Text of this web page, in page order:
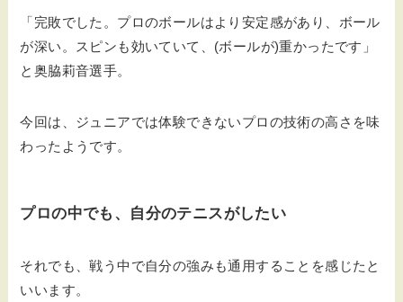
「完敗でした。プロのボールはより安定感があり、ボール
が深い。スピンも効いていて、(ボールが)重かったです」
と奥脇莉音選手。
今回は、ジュニアでは体験できないプロの技術の高さを味
わったようです。
プロの中でも、自分のテニスがしたい
それでも、戦う中で自分の強みも通用することを感じたと
いいます。